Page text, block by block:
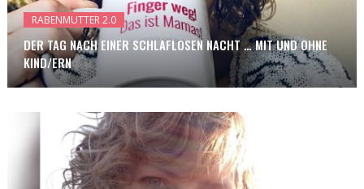
RABENMUTTER 2.0
DER TAG NACH EINER SCHLAFLOSEN NACHT … MIT UND OHNE
KIND/ERN